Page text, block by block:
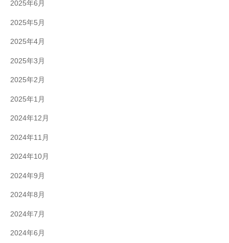
2025年6月
2025年5月
2025年4月
2025年3月
2025年2月
2025年1月
2024年12月
2024年11月
2024年10月
2024年9月
2024年8月
2024年7月
2024年6月